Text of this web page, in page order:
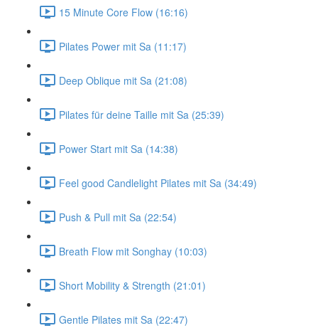
15 Minute Core Flow (16:16)
Pilates Power mit Sa (11:17)
Deep Oblique mit Sa (21:08)
Pilates für deine Taille mit Sa (25:39)
Power Start mit Sa (14:38)
Feel good Candlelight Pilates mit Sa (34:49)
Push & Pull mit Sa (22:54)
Breath Flow mit Songhay (10:03)
Short Mobility & Strength (21:01)
Gentle Pilates mit Sa (22:47)